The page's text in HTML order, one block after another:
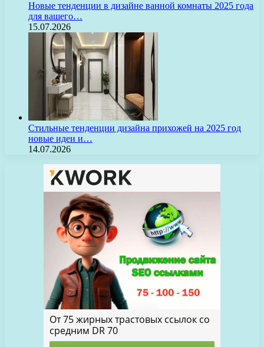
Новые тенденции в дизайне ванной комнаты 2025 года
для вашего…
15.07.2026
Стильные тенденции дизайна прихожей на 2025 год
новые идеи и…
14.07.2026